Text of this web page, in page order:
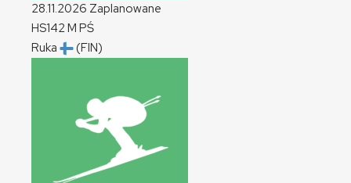
28.11.2026 Zaplanowane
HS142M PŚ
Ruka
(FIN)